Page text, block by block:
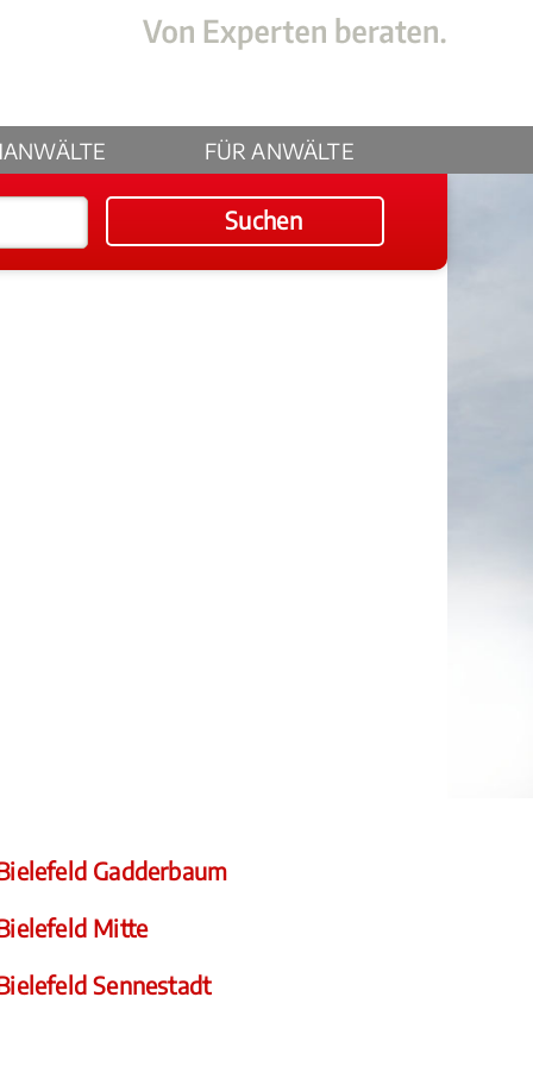
FÜR ANWÄLTE
Suchen
Gadderbaum
Mitte
Sennestadt